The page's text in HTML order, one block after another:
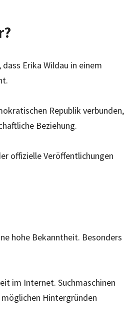
Erika Wildau in einem
Republik verbunden,
Beziehung.
offizielle Veröffentlichungen
hohe Bekanntheit. Besonders
im Internet. Suchmaschinen
Hintergründen